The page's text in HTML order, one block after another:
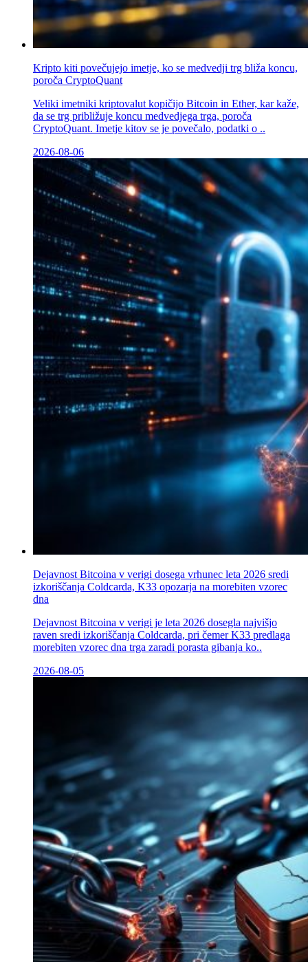
Kripto kiti povečujejo imetje, ko se medvedji trg bliža koncu,
poroča CryptoQuant
Veliki imetniki kriptovalut kopičijo Bitcoin in Ether, kar kaže,
da se trg približuje koncu medvedjega trga, poroča
CryptoQuant. Imetje kitov se je povečalo, podatki o ..
2026-08-06
Dejavnost Bitcoina v verigi dosega vrhunec leta 2026 sredi
izkoriščanja Coldcarda, K33 opozarja na morebiten vzorec
dna
Dejavnost Bitcoina v verigi je leta 2026 dosegla najvišjo
raven sredi izkoriščanja Coldcarda, pri čemer K33 predlaga
morebiten vzorec dna trga zaradi porasta gibanja ko..
2026-08-05